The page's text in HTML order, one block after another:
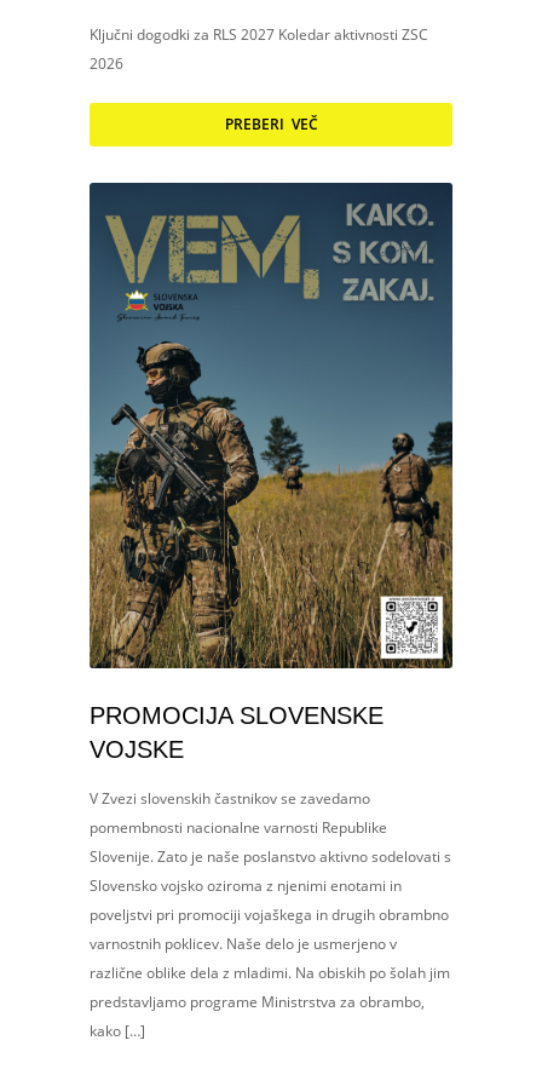
Ključni dogodki za RLS 2027 Koledar aktivnosti ZSC
2026
PREBERI VEČ
PROMOCIJA SLOVENSKE
VOJSKE
V Zvezi slovenskih častnikov se zavedamo
pomembnosti nacionalne varnosti Republike
Slovenije. Zato je naše poslanstvo aktivno sodelovati s
Slovensko vojsko oziroma z njenimi enotami in
poveljstvi pri promociji vojaškega in drugih obrambno
varnostnih poklicev. Naše delo je usmerjeno v
različne oblike dela z mladimi. Na obiskih po šolah jim
predstavljamo programe Ministrstva za obrambo,
kako […]